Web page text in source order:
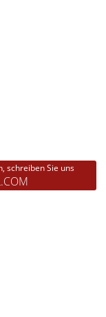
schreiben Sie uns